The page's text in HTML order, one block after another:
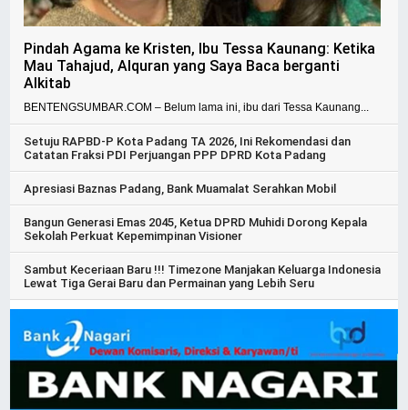
Pindah Agama ke Kristen, Ibu Tessa Kaunang: Ketika
Mau Tahajud, Alquran yang Saya Baca berganti
Alkitab
BENTENGSUMBAR.COM – Belum lama ini, ibu dari Tessa Kaunang...
Setuju RAPBD-P Kota Padang TA 2026, Ini Rekomendasi dan
Catatan Fraksi PDI Perjuangan PPP DPRD Kota Padang
Apresiasi Baznas Padang, Bank Muamalat Serahkan Mobil
Bangun Generasi Emas 2045, Ketua DPRD Muhidi Dorong Kepala
Sekolah Perkuat Kepemimpinan Visioner
Sambut Keceriaan Baru !!! Timezone Manjakan Keluarga Indonesia
Lewat Tiga Gerai Baru dan Permainan yang Lebih Seru